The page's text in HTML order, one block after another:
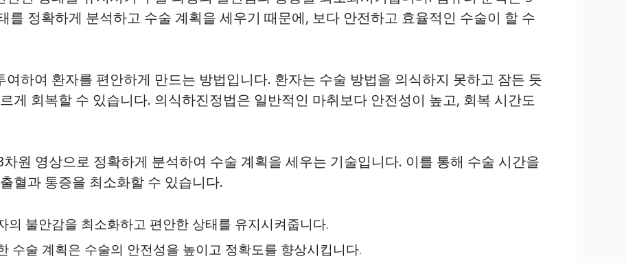
를 정확하게 분석하고 수술 계획을 세우기 때문에, 보다 안전하고 효율적인 수술이 할 수
하여 환자를 편안하게 만드는 방법입니다. 환자는 수술 방법을 의식하지 못하고 잠든 듯
게 회복할 수 있습니다. 의식하진정법은 일반적인 마취보다 안전성이 높고, 회복 시간도
원 영상으로 정확하게 분석하여 수술 계획을 세우는 기술입니다. 이를 통해 수술 시간을
혈과 통증을 최소화할 수 있습니다.
의 불안감을 최소화하고 편안한 상태를 유지시켜줍니다.
수술 계획은 수술의 안전성을 높이고 정확도를 향상시킵니다.